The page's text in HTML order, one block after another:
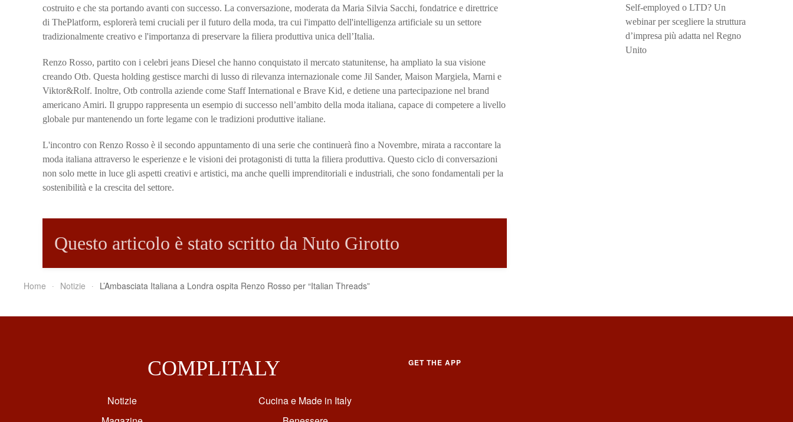
costruito e che sta portando avanti con successo. La conversazione, moderata da Maria Silvia Sacchi, fondatrice e direttrice
di ThePlatform, esplorerà temi cruciali per il futuro della moda, tra cui l'impatto dell'intelligenza artificiale su un settore
tradizionalmente creativo e l'importanza di preservare la filiera produttiva unica dell’Italia.
Renzo Rosso, partito con i celebri jeans Diesel che hanno conquistato il mercato statunitense, ha ampliato la sua visione
creando Otb. Questa holding gestisce marchi di lusso di rilevanza internazionale come Jil Sander, Maison Margiela, Marni e
Viktor&Rolf. Inoltre, Otb controlla aziende come Staff International e Brave Kid, e detiene una partecipazione nel brand
americano Amiri. Il gruppo rappresenta un esempio di successo nell’ambito della moda italiana, capace di competere a livello
globale pur mantenendo un forte legame con le tradizioni produttive italiane.
L'incontro con Renzo Rosso è il secondo appuntamento di una serie che continuerà fino a Novembre, mirata a raccontare la
moda italiana attraverso le esperienze e le visioni dei protagonisti di tutta la filiera produttiva. Questo ciclo di conversazioni
non solo mette in luce gli aspetti creativi e artistici, ma anche quelli imprenditoriali e industriali, che sono fondamentali per la
sostenibilità e la crescita del settore.
Questo articolo è stato scritto da Nuto Girotto
Self-employed o LTD? Un
webinar per scegliere la struttura
d’impresa più adatta nel Regno
Unito
Home Notizie L’Ambasciata Italiana a Londra ospita Renzo Rosso per “Italian Threads”
COMPLITALY
Notizie
Cucina e Made in Italy
GET THE APP